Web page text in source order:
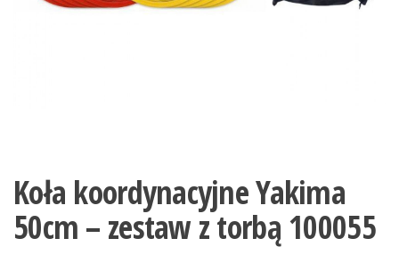
Koła koordynacyjne Yakima
50cm – zestaw z torbą 100055